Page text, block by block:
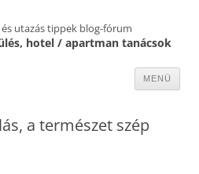
utazás tippek blog-fórum
hotel / apartman tanácsok
MENÜ
a természet szép